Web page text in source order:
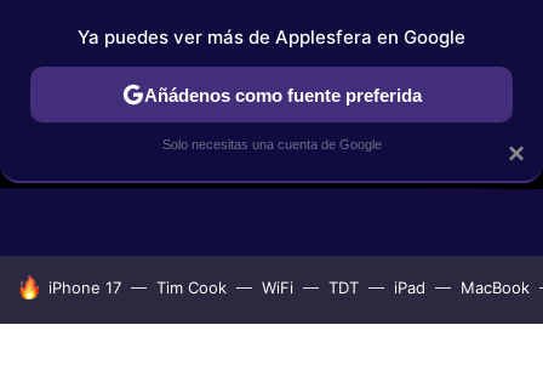
GUÍAS DE COMPRA COMPARATIVAS APPLE VS OTROS
HOY SE HABLA DE
iPhone 17 Tim Cook WiFi TDT iPad MacBook
×
Ya puedes ver más de Applesfera en Google
Añádenos como fuente preferida
Solo necesitas una cuenta de Google